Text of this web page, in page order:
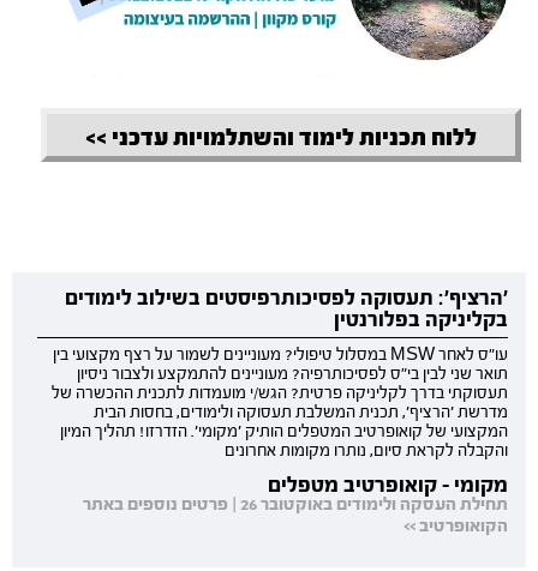
ללוח תכניות לימוד והשתלמויות עדכני >>
'הרציף': תעסוקה לפסיכותרפיסטים בשילוב לימודים
בקליניקה בפלורנטין
עו"ס לאחר MSW במסלול טיפולי? מעוניינים לשמור על רצף מקצועי בין
תואר שני לבין בי"ס לפסיכותרפיה? מעוניינים להתמקצע ולצבור ניסיון
תעסוקתי בדרך לקליניקה פרטית? הגש/י מועמדות לתכנית ההכשרה של
מדרשת 'הרציף', תכנית המשלבת תעסוקה ולימודים, בחסות הבית
המקצועי של קואופרטיב המטפלים הותיק 'מקומי'. הזדרזו! תהליך המיון
והקבלה לקראת סיום, נותרו מקומות אחרונים
מקומי - קואופרטיב מטפלים
תחילת העסקה ולימודים באוקטובר 26 | פרטים נוספים באתר
הקואופרטיב >>